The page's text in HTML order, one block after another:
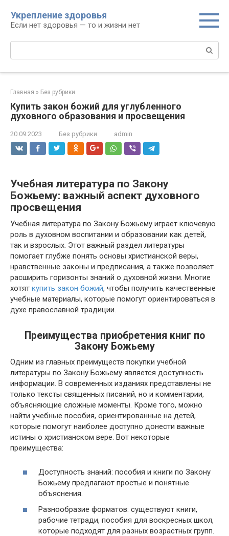
контенту
Укрепление здоровья
Если нет здоровья — то и жизни нет
Поиск:
Главная » Без рубрики
Купить закон божий для углубленного
духовного образования и просвещения
20.09.2023 Без рубрики admin
Учебная литература по Закону
Божьему: важный аспект духовного
просвещения
Учебная литература по Закону Божьему играет ключевую
роль в духовном воспитании и образовании как детей,
так и взрослых. Этот важный раздел литературы
помогает глубже понять основы христианской веры,
нравственные законы и предписания, а также позволяет
расширить горизонты знаний о духовной жизни. Многие
хотят купить закон божий, чтобы получить качественные
учебные материалы, которые помогут ориентироваться в
духе православной традиции.
Преимущества приобретения книг по
Закону Божьему
Одним из главных преимуществ покупки учебной
литературы по Закону Божьему является доступность
информации. В современных изданиях представлены не
только тексты священных писаний, но и комментарии,
объясняющие сложные моменты. Кроме того, можно
найти учебные пособия, ориентированные на детей,
которые помогут наиболее доступно донести важные
истины о христианском вере. Вот некоторые
преимущества:
Доступность знаний: пособия и книги по Закону
Божьему предлагают простые и понятные
объяснения.
Разнообразие форматов: существуют книги,
рабочие тетради, пособия для воскресных школ,
которые подходят для разных возрастных групп.